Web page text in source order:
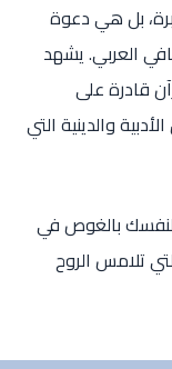
بل هي دعوة
العربي. يشهد
قادرة على
والدينية التي
لنفسك بالغوص في
تلامس الروح